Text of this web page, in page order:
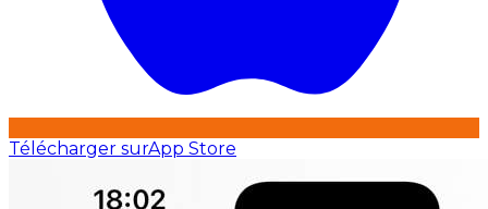
Télécharger surApp Store